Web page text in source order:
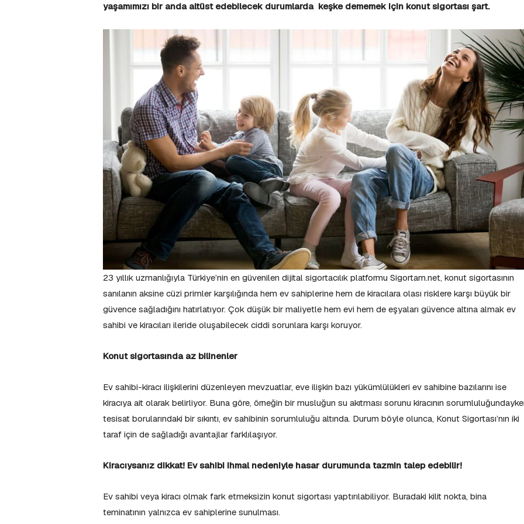
yaşamımızı bir anda altüst edebilecek durumlarda keşke dememek için konut sigortası şart.
23 yıllık uzmanlığıyla Türkiye’nin en güvenilen dijital sigortacılık platformu Sigortam.net, konut sigortasının
sanılanın aksine cüzi primler karşılığında hem ev sahiplerine hem de kiracılara olası risklere karşı büyük bir
güvence sağladığını hatırlatıyor. Çok düşük bir maliyetle hem evi hem de eşyaları güvence altına almak ev
sahibi ve kiracıları ileride oluşabilecek ciddi sorunlara karşı koruyor.
Konut sigortasında az bilinenler
Ev sahibi-kiracı ilişkilerini düzenleyen mevzuatlar, eve ilişkin bazı yükümlülükleri ev sahibine bazılarını ise
kiracıya ait olarak belirliyor. Buna göre, örneğin bir musluğun su akıtması sorunu kiracının
tesisat borularındaki bir sıkıntı, ev sahibinin sorumluluğu altında. Durum böyle olunca, Konut Sigortası’nın iki
taraf için de sağladığı avantajlar farklılaşıyor.
Kiracıysanız dikkat! Ev sahibi ihmal nedeniyle hasar durumunda tazmin talep edebilir!
Ev sahibi veya kiracı olmak fark etmeksizin konut sigortası yaptırılabiliyor. Buradaki kilit nokta, bina
teminatının yalnızca ev sahiplerine sunulması.